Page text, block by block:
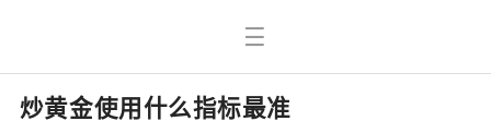
炒黄金使用什么指标最准